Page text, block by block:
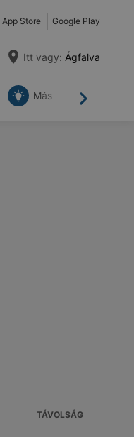
App Store Google Play
Itt vagy: Ágfalva
Tovább
Más
TÁVOLSÁG